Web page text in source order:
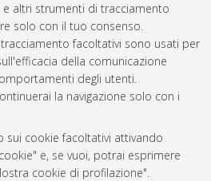
altri strumenti di tracciamento
solo con il tuo consenso.
facoltativi sono usati per
della comunicazione
degli utenti.
la navigazione solo con i
sui cookie facoltativi attivando
e, se vuoi, potrai esprimere
cookie di profilazione".
del documento: